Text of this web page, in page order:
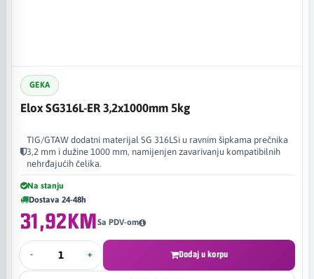
GEKA
Elox SG316L-ER 3,2x1000mm 5kg
TIG/GTAW dodatni materijal SG 316LSi u ravnim šipkama prečnika
3,2 mm i dužine 1000 mm, namijenjen zavarivanju kompatibilnih
nehrđajućih čelika.
Na stanju
Dostava 24-48h
31,92KMSa PDV-om
- + Dodaj u korpu